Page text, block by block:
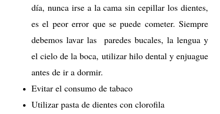
día, nunca irse a la cama sin cepillar los dientes,
es el peor error que se puede cometer. Siempre
debemos lavar las paredes bucales, la lengua y
el cielo de la boca, utilizar hilo dental y enjuague
antes de ir a dormir.
Evitar el consumo de tabaco
Utilizar pasta de dientes con clorofila